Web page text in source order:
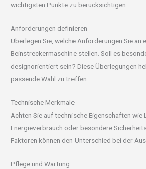
wichtigsten Punkte zu berücksichtigen.
Anforderungen definieren
Überlegen Sie, welche Anforderungen Sie an
Beinstreckermaschine stellen. Soll es
designorientiert sein? Diese Überlegungen
passende Wahl zu treffen.
Technische Merkmale
Achten Sie auf technische Eigenschaften wie
Energieverbrauch oder besondere
Faktoren können den Unterschied bei der
Pflege und Wartung